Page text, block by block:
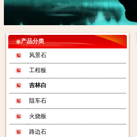
产品分类
风景石
工程板
吉林白
阻车石
火烧板
路边石